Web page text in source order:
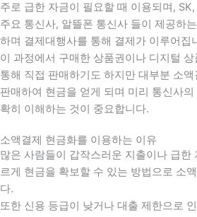
주로 급한 자금이 필요할 때 이용되며,
주요 통신사, 알뜰폰 통신사 들이 제공하
하며 결제대행사를 통해 결제가 이루어집
이 과정에서 구매한 상품권이나 디지털
통해 직접 판매하기도 하지만 대부분 소
판매하여 현금을 얻게 되며 미리 통신사
확히 이해하는 것이 중요합니다.
소액결제 현금화를 이용하는 이유
많은 사람들이 갑작스러운 지출이나 급한
르게 현금을 확보할 수 있는 방법으로 소
다.
또한 신용 등급이 낮거나 대출 제한으로